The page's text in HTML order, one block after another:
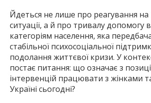
Йдеться не лише про реагування на
ситуації, а й про тривалу допомогу
категоріям населення, яка
стабільної психосоціальної
подолання життєвої кризи. У
постає питання: що означає з
інтервенцій працювати з жінками
Україні сьогодні?